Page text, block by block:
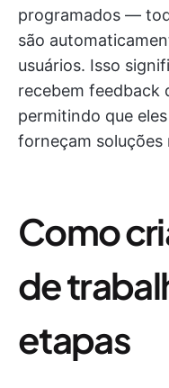
programados —
são
usuários. Isso
recebem feedback
permitindo que
forneçam soluções
Como
de
etapas